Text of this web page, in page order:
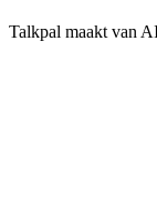
Talkpal maakt van